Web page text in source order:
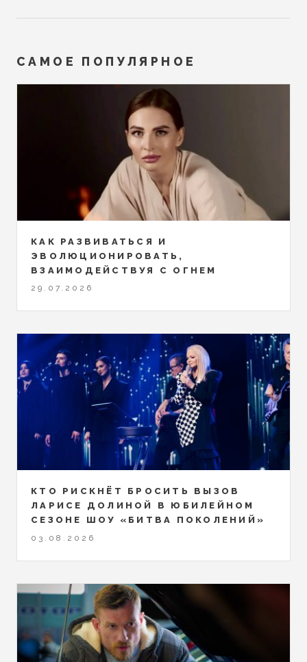
САМОЕ ПОПУЛЯРНОЕ
КАК РАЗВИВАТЬСЯ И
ЭВОЛЮЦИОНИРОВАТЬ,
ВЗАИМОДЕЙСТВУЯ С ОГНЕМ
29.07.2026
КТО РИСКНЁТ БРОСИТЬ ВЫЗОВ
ЛАРИСЕ ДОЛИНОЙ В ЮБИЛЕЙНОМ
СЕЗОНЕ ШОУ «БИТВА ПОКОЛЕНИЙ»
03.08.2026